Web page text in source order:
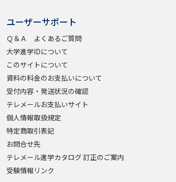
資料検索
ユーザーサポート
Ｑ＆Ａ よくあるご質問
大学進学IDについて
このサイトについて
資料の料金のお支払いについて
受付内容・発送状況の確認
テレメールお支払いサイト
個人情報取扱規定
特定商取引表記
お問合せ先
テレメール進学カタログ 訂正のご案内
受験情報リンク